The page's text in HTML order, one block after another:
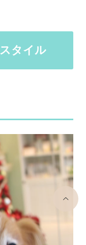
タイル